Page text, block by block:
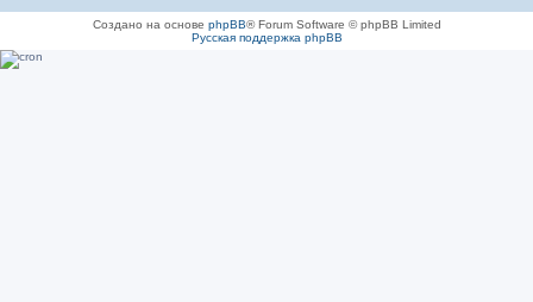
Создано на основе phpBB® Forum Software © phpBB Limited
Русская поддержка phpBB